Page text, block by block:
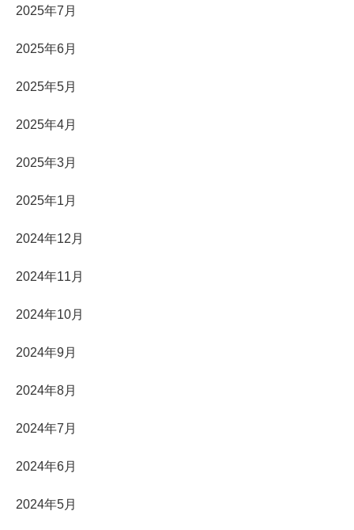
2025年7月
2025年6月
2025年5月
2025年4月
2025年3月
2025年1月
2024年12月
2024年11月
2024年10月
2024年9月
2024年8月
2024年7月
2024年6月
2024年5月